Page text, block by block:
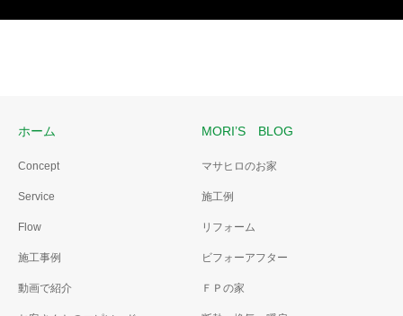
ホーム
Concept
Service
Flow
施工事例
動画で紹介
MORI’S BLOG
マサヒロのお家
施工例
リフォーム
ビフォーアフター
ＦＰの家